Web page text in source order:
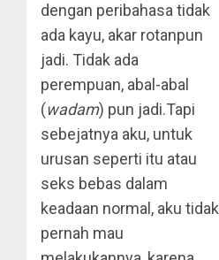
dengan peribahasa tidak
ada kayu, akar rotanpun
jadi. Tidak ada
perempuan, abal-abal
(wadam) pun jadi.Tapi
sebejatnya aku, untuk
urusan seperti itu atau
seks bebas dalam
keadaan normal, aku tidak
pernah mau